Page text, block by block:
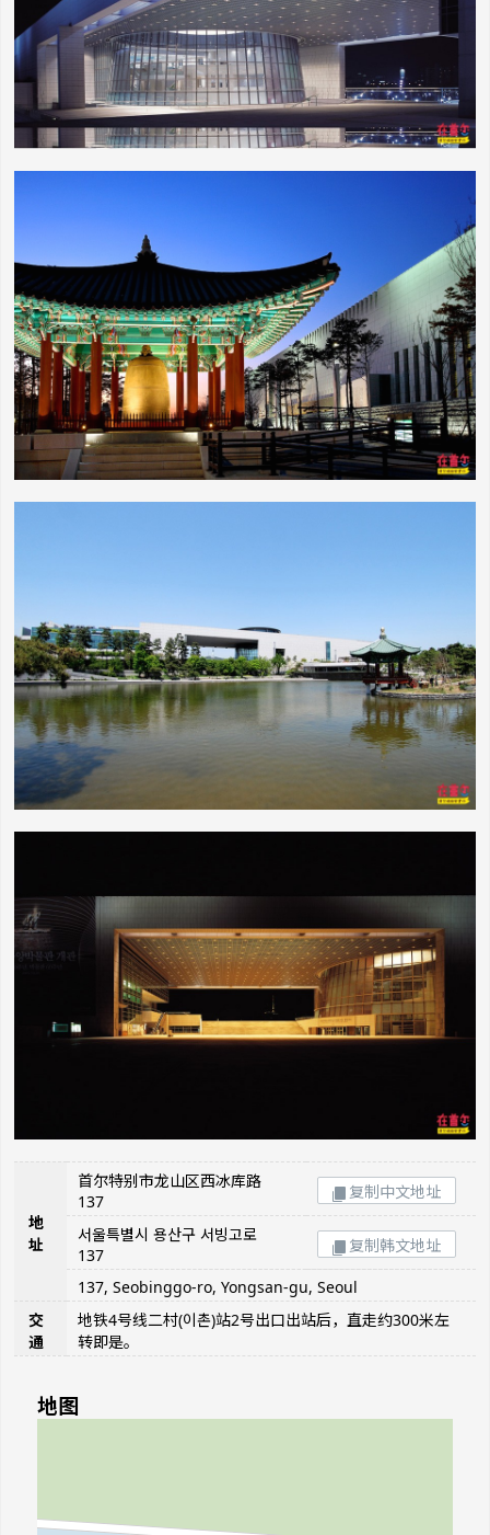
地
址
首尔特别市龙山区西冰库路
137
复制中文地址
서울특별시 용산구 서빙고로
137
复制韩文地址
137, Seobinggo-ro, Yongsan-gu, Seoul
交
通
地铁4号线二村(이촌)站2号出口出站后，直走约300米左
转即是。
地图